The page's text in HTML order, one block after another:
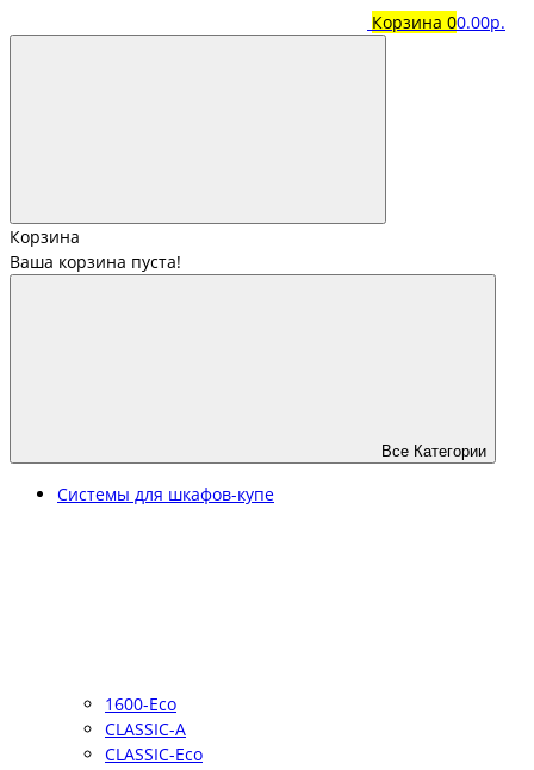
Корзина 00.00р.
Корзина
Ваша корзина пуста!
Все Категории
Системы для шкафов-купе
1600-Eco
CLASSIC-A
CLASSIC-Eco